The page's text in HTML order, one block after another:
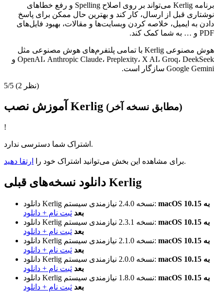
برنامه Kerlig می‌تواند بر روی اصلاح Spelling و رفع خطاهای
نوشتاری قبل از ارسال، کار کند و بهترین حال ممکن برای پاسخ
دادن به ایمیل، خلاصه کردن وبسایت‌ها و مقالات، بهبود فایل‌های
PDF و … به شما کمک کند.
هوش مصنوعی Kerlig با تمامی پلتفرم‌های هوش مصنوعی مثل
OpenAI، Anthropic Claude، Preplexity، X AI، Groq، DeekSeek و
Google Gemini سازگار است.
5/5 (2 نظر)
آموزش نصب Kerlig (مطابق نسخه آخر)
!
اشتراک شما دسترسی ندارد.
برای مشاهده این بخش می‌توانید اشتراک خود را ارتقا دهید .
دانلود نسخه‌های قبلی Kerlig
دانلود Kerlig نسخه 2.4.0نیازمندی سیستم: macOS 10.15 به
بعد ثبت نام + دانلود
دانلود Kerlig
نسخه 2.3.1نیازمندی سیستم: macOS 10.15 به
بعد ثبت نام + دانلود
دانلود Kerlig
نسخه 2.1.0نیازمندی سیستم: macOS 10.15 به
بعد ثبت نام + دانلود
دانلود Kerlig
نسخه 2.0.0نیازمندی سیستم: macOS 10.15 به
بعد ثبت نام + دانلود
دانلود Kerlig
نسخه 1.8.0نیازمندی سیستم: macOS 10.15 به
بعد ثبت نام + دانلود